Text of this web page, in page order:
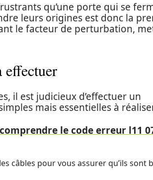
qu’une porte qui se
leurs origines est donc la
le facteur de perturbation,
il est judicieux d’effectuer un
mais essentielles à
le code erreur l11
câbles pour vous assurer qu’ils sont